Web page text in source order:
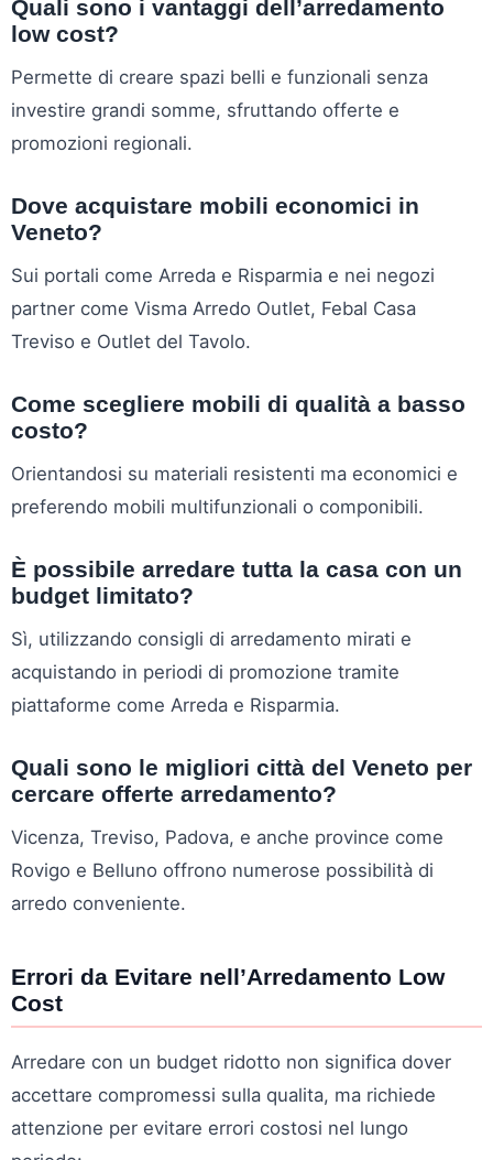
Quali sono i vantaggi dell’arredamento
low cost?
Permette di creare spazi belli e funzionali senza
investire grandi somme, sfruttando offerte e
promozioni regionali.
Dove acquistare mobili economici in
Veneto?
Sui portali come Arreda e Risparmia e nei negozi
partner come Visma Arredo Outlet, Febal Casa
Treviso e Outlet del Tavolo.
Come scegliere mobili di qualità a basso
costo?
Orientandosi su materiali resistenti ma economici e
preferendo mobili multifunzionali o componibili.
È possibile arredare tutta la casa con un
budget limitato?
Sì, utilizzando consigli di arredamento mirati e
acquistando in periodi di promozione tramite
piattaforme come Arreda e Risparmia.
Quali sono le migliori città del Veneto per
cercare offerte arredamento?
Vicenza, Treviso, Padova, e anche province come
Rovigo e Belluno offrono numerose possibilità di
arredo conveniente.
Errori da Evitare nell’Arredamento Low
Cost
Arredare con un budget ridotto non significa dover
accettare compromessi sulla qualita, ma richiede
attenzione per evitare errori costosi nel lungo